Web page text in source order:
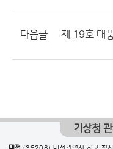
다음글
기상청